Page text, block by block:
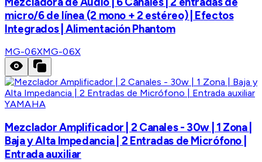
micro/6 de línea (2 mono + 2 estéreo) | Efectos
Integrados | Alimentación Phantom
MG-06XMG-06X
YAMAHA
Mezclador Amplificador | 2 Canales - 30w | 1 Zona |
Baja y Alta Impedancia | 2 Entradas de Micrófono |
Entrada auxiliar